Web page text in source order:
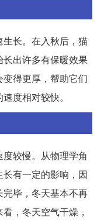
长。在入秋后，猫
出许多有保暖效果
得更厚，帮助它们
度相对较快。
较慢。从物理学角
有一定的影响，因
毕，冬天基本不再
，冬天空气干燥，